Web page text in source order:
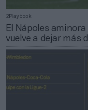
2Playbook
El Nápoles
vuelve a dejar más